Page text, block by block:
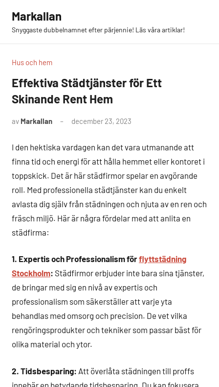
innehåll
Markallan
Snyggaste dubbelnamnet efter pärjennie! Läs våra artiklar!
Hus och hem
Effektiva Städtjänster för Ett
Skinande Rent Hem
av Markallan december 23, 2023
I den hektiska vardagen kan det vara utmanande att
finna tid och energi för att hålla hemmet eller kontoret i
toppskick. Det är här städfirmor spelar en avgörande
roll. Med professionella städtjänster kan du enkelt
avlasta dig själv från städningen och njuta av en ren och
fräsch miljö. Här är några fördelar med att anlita en
städfirma:
1. Expertis och Professionalism förflyttstädning
Stockholm: Städfirmor erbjuder inte bara sina tjänster,
de bringar med sig en nivå av expertis och
professionalism som säkerställer att varje yta
behandlas med omsorg och precision. De vet vilka
rengöringsprodukter och tekniker som passar bäst för
olika material och ytor.
2. Tidsbesparing: Att överlåta städningen till proffs
innebär en betydande tidsbesparing. Du kan fokusera